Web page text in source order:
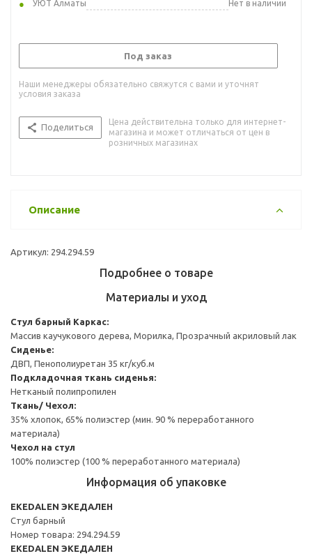
УЮТ Алматы
Нет в наличии
Под заказ
Наши менеджеры обязательно свяжутся с вами и уточнят
условия заказа
Поделиться
Цена действительна только для интернет-
магазина и может отличаться от цен в
розничных магазинах
Описание
Артикул: 294.294.59
Подробнее о товаре
Материалы и уход
Стул барный Каркас:
Массив каучукового дерева, Морилка, Прозрачный акриловый лак
Сиденье:
ДВП, Пенополиуретан 35 кг/куб.м
Подкладочная ткань сиденья:
Нетканый полипропилен
Ткань/ Чехол:
35% хлопок, 65% полиэстер (мин. 90 % переработанного
материала)
Чехол на стул
100% полиэстер (100 % переработанного материала)
Информация об упаковке
EKEDALEN ЭКЕДАЛЕН
Стул барный
Номер товара: 294.294.59
EKEDALEN ЭКЕДАЛЕН